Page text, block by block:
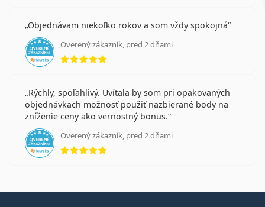
Objednávam niekoľko rokov a som vždy spokojná
Overený zákazník, pred 2 dňami
hodnotenie 5 z 5
Rýchly, spoľahlivý. Uvítala by som pri opakovaných
objednávkach možnosť použiť nazbierané body na
zníženie ceny ako vernostný bonus.
Overený zákazník, pred 2 dňami
hodnotenie 5 z 5